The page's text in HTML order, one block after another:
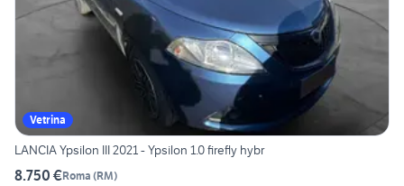
Vetrina
LANCIA Ypsilon III 2021 - Ypsilon 1.0 firefly hybr
8.750 €Roma (RM)